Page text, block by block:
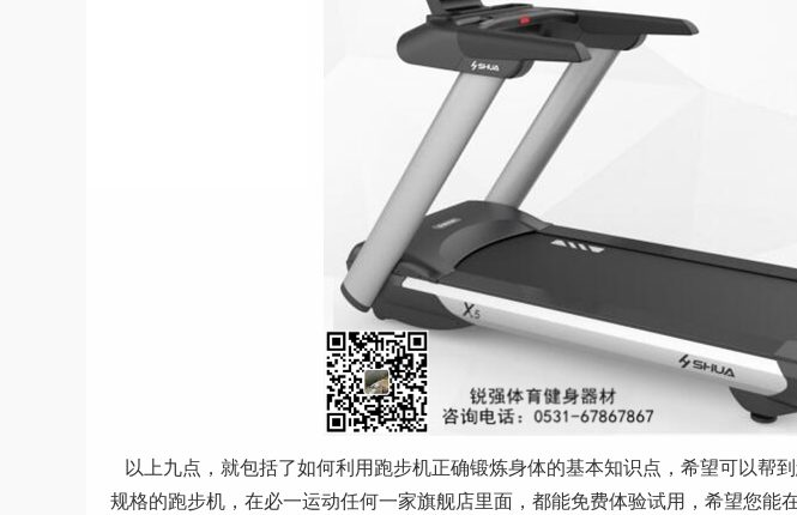
以上九点，就包括了如何利用跑步机正确锻炼身体的基本知识点，希望可以帮
规格的跑步机，在必一运动任何一家旗舰店里面，都能免费体验试用，希望您能